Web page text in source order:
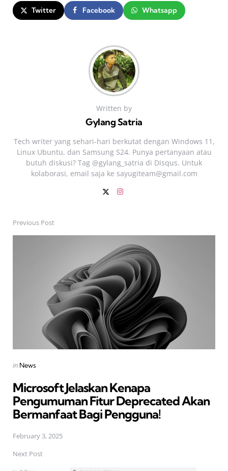
Twitter Facebook Whatsapp
Written by
Gylang Satria
Tech writer yang sehari‑hari berkutat dengan Windows 11,
Linux Ubuntu, dan Samsung S24. Punya pertanyaan atau
butuh diskusi? Tag @gylang_satria di Disqus. Untuk
kolaborasi, email saja ke sayugiteam@gmail.com
PostPrevious Post
Posted
in News
Microsoft Jelaskan Kenapa
Pengumuman Fitur Deprecated Akan
Bermanfaat Bagi Pengguna!
February 3, 2025
Next Post